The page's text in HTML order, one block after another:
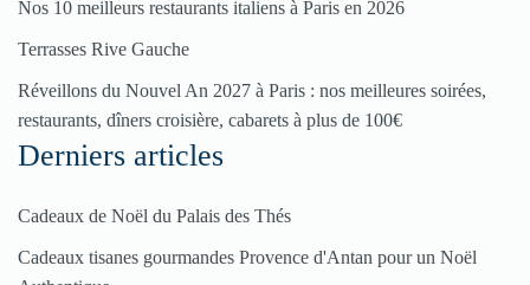
Cliquez
Nos 10 meilleurs restaurants italiens à Paris en 2026
Terrasses Rive Gauche
Réveillons du Nouvel An 2027 à Paris : nos meilleures soirées,
restaurants, dîners croisière, cabarets à plus de 100€
Derniers articles
Cadeaux de Noël du Palais des Thés
Cadeaux tisanes gourmandes Provence d'Antan pour un Noël